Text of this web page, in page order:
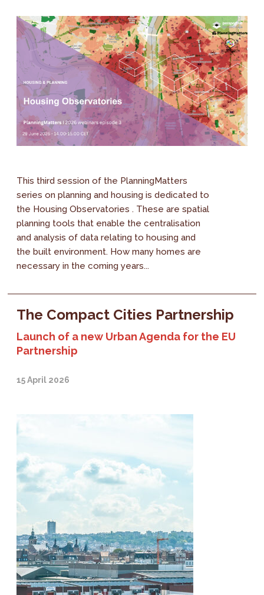
This third session of the PlanningMatters
series on planning and housing is dedicated to
the Housing Observatories . These are spatial
planning tools that enable the centralisation
and analysis of data relating to housing and
the built environment. How many homes are
necessary in the coming years...
The Compact Cities Partnership
Launch of a new Urban Agenda for the EU
Partnership
15 April 2026